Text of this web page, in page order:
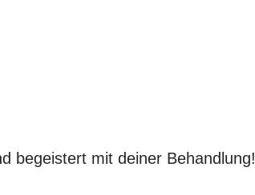
begeistert mit deiner